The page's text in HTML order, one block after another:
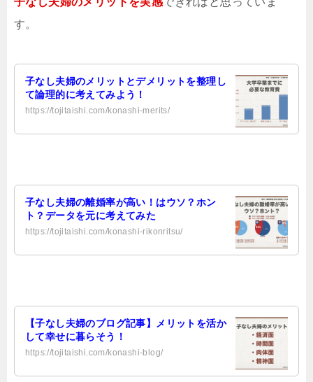
す。
子なし夫婦のメリットとデメリットを整理し
て論理的に考えてみよう！
https://tojitaishi.com/konashi-merits/
子なし夫婦の離婚率が高い！はウソ？ホン
ト？データを元に考えてみた
https://tojitaishi.com/konashi-rikonritsu/
【子なし夫婦のブログ記事】メリットを活か
して幸せに暮らそう！
https://tojitaishi.com/konashi-blog/